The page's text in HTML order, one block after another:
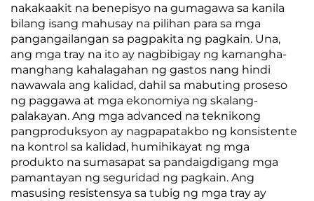
nakakaakit na benepisyo na gumagawa sa kanila
bilang isang mahusay na pilihan para sa mga
pangangailangan sa pagpakita ng pagkain. Una,
ang mga tray na ito ay nagbibigay ng kamangha-
manghang kahalagahan ng gastos nang hindi
nawawala ang kalidad, dahil sa mabuting proseso
ng paggawa at mga ekonomiya ng skalang-
palakayan. Ang mga advanced na teknikong
pangproduksyon ay nagpapatakbo ng konsistente
na kontrol sa kalidad, humihikayat ng mga
produkto na sumasapat sa pandaigdigang mga
pamantayan ng seguridad ng pagkain. Ang
masusing resistensya sa tubig ng mga tray ay